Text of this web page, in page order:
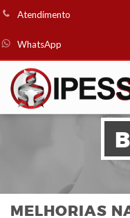
Atendimento
WhatsApp
MELHORIAS